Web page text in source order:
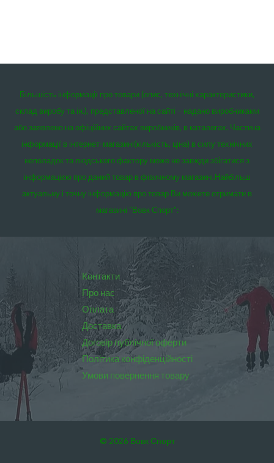
Більшість інформації про товари (опис, технічні характеристики,
склад виробу та ін.), представленої на сайті – надано виробниками
або заявлено на офіційних сайтах виробників, в каталогах. Частина
інформації в інтернет-магазині(кількість, ціна) в силу технічних
неполадок та людського фактору може не завжди збігатися з
інформацією про даний товар в фізичному магазині.Найбільш
актуальну і точну інформацію про товар Ви можете отримати в
магазині “Вовк Спорт”:
Контакти
Про нас
Оплата
Доставка
Договір публічної оферти
Політика конфіденційності
Умови повернення товару
© 2026 Вовк Спорт